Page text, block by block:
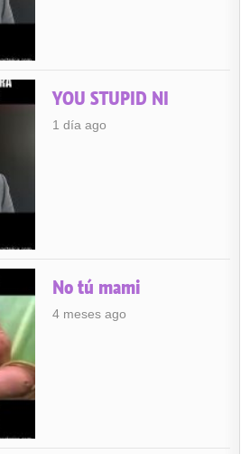
YOU STUPID NI
1 día ago
No tú mami
4 meses ago